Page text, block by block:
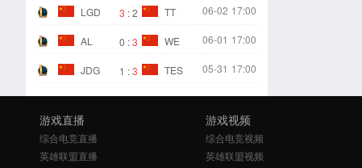
LGD 3 :2 TT 06-02 17:00
AL 0 :3 WE 06-01 17:00
JDG 1 :3 TES 05-31 17:00
游戏直播
综合电竞直播
英雄联盟直播
游戏视频
综合电竞视频
英雄联盟视频